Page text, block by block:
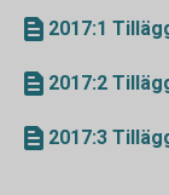
2017:1
2017:2
2017:3